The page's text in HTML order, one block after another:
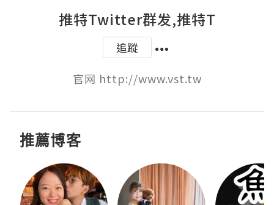
推特Twitter群发,推特T
追蹤
官网 http://www.vst.tw
推薦博客